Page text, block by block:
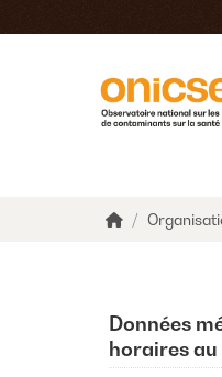
Données
horaires au